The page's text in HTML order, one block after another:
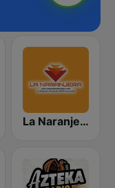
La Naranjera de Sibers